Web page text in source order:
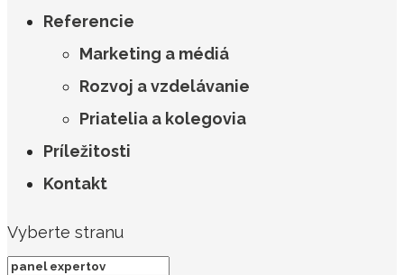
Referencie
Marketing a médiá
Rozvoj a vzdelávanie
Priatelia a kolegovia
Príležitosti
Kontakt
Vyberte stranu